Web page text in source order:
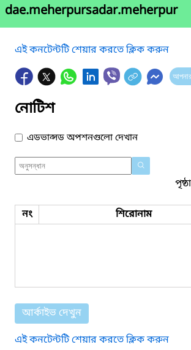
dae.meherpursadar.meherpur
এই কনটেন্টটি শেয়ার করতে ক্লিক করুন
নোটিশ
এডভান্সড অপশনগুলো দেখান
নং শিরোনাম
আর্কাইভ দেখুন
এই কনটেন্টটি শেয়ার করতে ক্লিক করুন